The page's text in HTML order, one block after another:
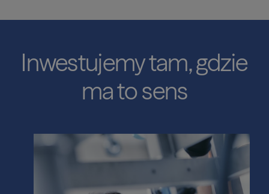
Inwestujemytam,gdzie
matosens